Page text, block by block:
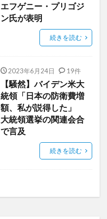
エフゲニー・プリゴジ
ン氏が表明
続きを読む
2023年6月24日 19件
【騒然】バイデン米大
統領「日本の防衛費増
額、私が説得した」
大統領選挙の関連会合
で言及
続きを読む